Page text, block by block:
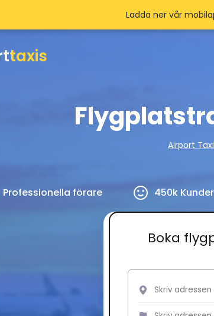
taxis
Airport
Professionella förare 450k
Boka
Ladda ner vår